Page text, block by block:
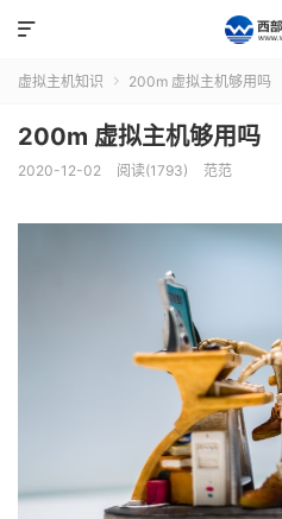

虚拟主机知识  200m 虚拟主机够用吗
200m 虚拟主机够用吗
2020-12-02 阅读(1793) 范范